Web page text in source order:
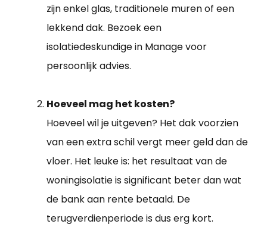
zijn enkel glas, traditionele muren of een
lekkend dak. Bezoek een
isolatiedeskundige in Manage voor
persoonlijk advies.
Hoeveel mag het kosten?
Hoeveel wil je uitgeven? Het dak voorzien
van een extra schil vergt meer geld dan de
vloer. Het leuke is: het resultaat van de
woningisolatie is significant beter dan wat
de bank aan rente betaald. De
terugverdienperiode is dus erg kort.